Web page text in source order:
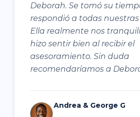
Deborah. Se tomó su
respondió a todas
Ella realmente nos
hizo sentir bien al recibir el
asesoramiento. Sin duda
recomendaríamos a
Andrea & George G